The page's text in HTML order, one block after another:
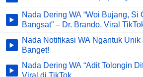
Nada Dering WA “Woi Bujang, Si Cantik WA, In
Bangsat” – Dr. Brando, Viral
Nada Notifikasi WA Ngantuk Unik
Banget!
Nada Dering WA “Adit Tolongin
Viral di TikTok